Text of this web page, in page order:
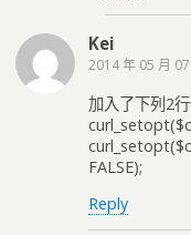
Kei
2014 年 05 月 07
加入了下列2
FALSE);
Reply